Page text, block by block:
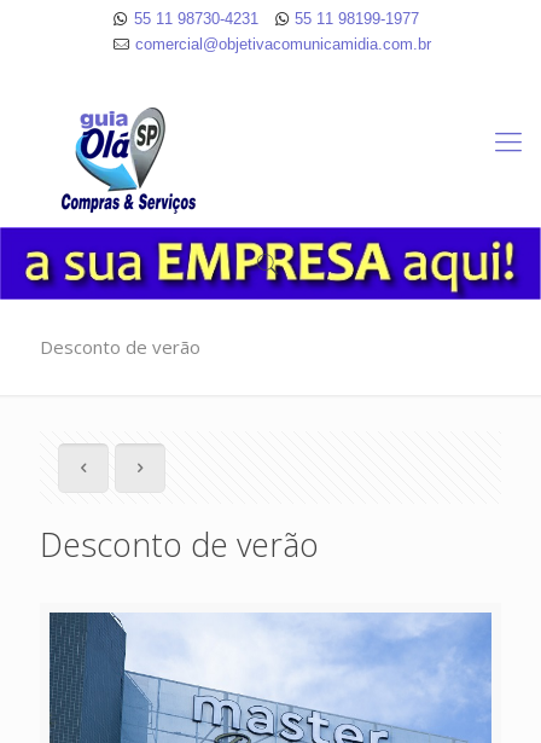
55 11 98730-4231
55 11 98199-1977
comercial@objetivacomunicamidia.com.br
Desconto de verão
Desconto de verão